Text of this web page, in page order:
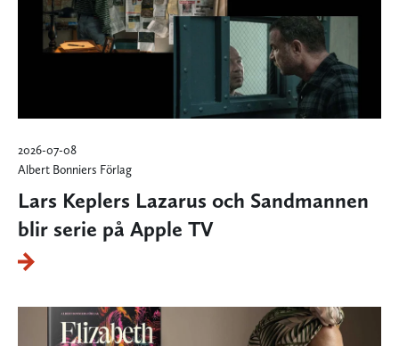
2026-07-08
Albert Bonniers Förlag
Lars Keplers Lazarus och Sandmannen
blir serie på Apple TV